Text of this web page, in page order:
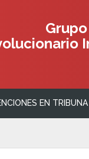
EN TRIBUNA